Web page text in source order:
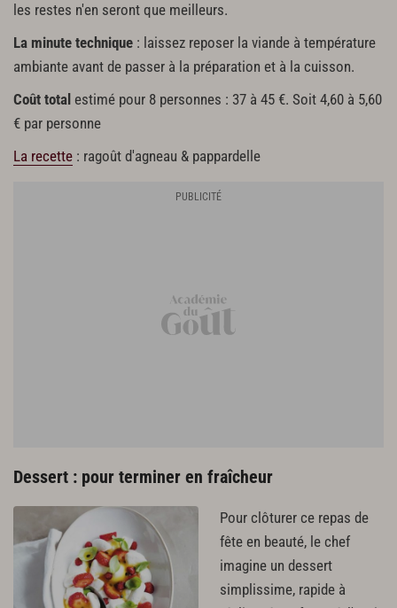
les restes n'en seront que meilleurs.
La minute technique : laissez reposer la viande à température
ambiante avant de passer à la préparation et à la cuisson.
Coût total estimé pour 8 personnes : 37 à 45 €. Soit 4,60 à 5,60
€ par personne
La recette : ragoût d'agneau & pappardelle
Dessert : pour terminer en fraîcheur
Pour clôturer ce repas de
fête en beauté, le chef
imagine un dessert
simplissime, rapide à